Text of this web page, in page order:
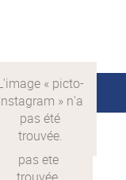
sont les
par ASLAN